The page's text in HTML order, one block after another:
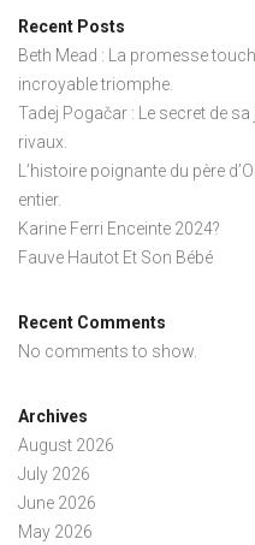
Recent Posts
Beth Mead : La promesse
incroyable triomphe.
Tadej Pogačar : Le secret de
rivaux.
L’histoire poignante du père
entier.
Karine Ferri Enceinte 2024?
Fauve Hautot Et Son Bébé
Recent Comments
No comments to show.
Archives
August 2026
July 2026
June 2026
May 2026